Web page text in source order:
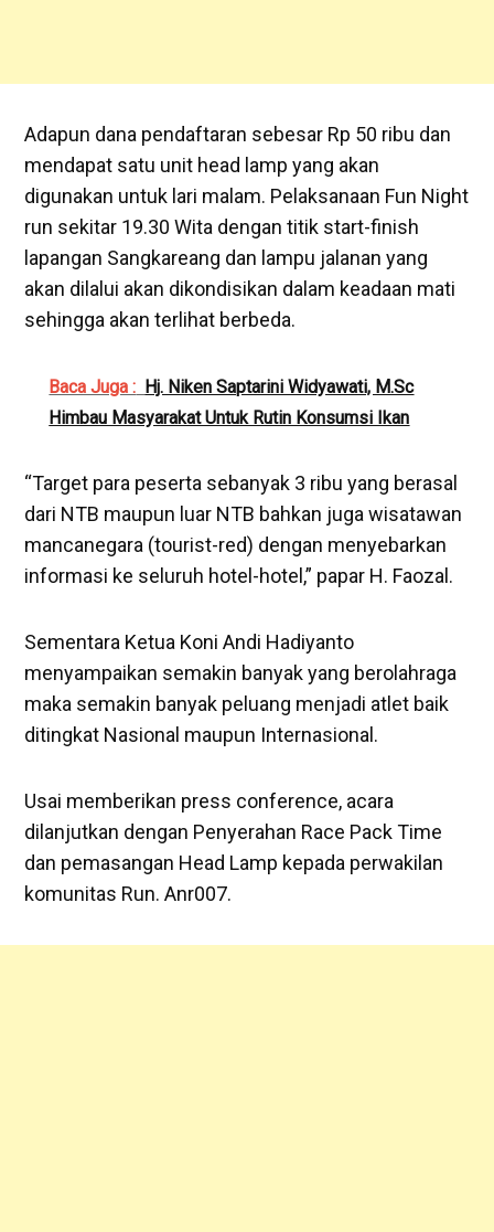
Adapun dana pendaftaran sebesar Rp 50 ribu dan
mendapat satu unit head lamp yang akan
digunakan untuk lari malam. Pelaksanaan Fun Night
run sekitar 19.30 Wita dengan titik start-finish
lapangan Sangkareang dan lampu jalanan yang
akan dilalui akan dikondisikan dalam keadaan mati
sehingga akan terlihat berbeda.
Baca Juga : Hj. Niken Saptarini Widyawati, M.Sc
Himbau Masyarakat Untuk Rutin Konsumsi Ikan
“Target para peserta sebanyak 3 ribu yang berasal
dari NTB maupun luar NTB bahkan juga wisatawan
mancanegara (tourist-red) dengan menyebarkan
informasi ke seluruh hotel-hotel,” papar H. Faozal.
Sementara Ketua Koni Andi Hadiyanto
menyampaikan semakin banyak yang berolahraga
maka semakin banyak peluang menjadi atlet baik
ditingkat Nasional maupun Internasional.
Usai memberikan press conference, acara
dilanjutkan dengan Penyerahan Race Pack Time
dan pemasangan Head Lamp kepada perwakilan
komunitas Run. Anr007.